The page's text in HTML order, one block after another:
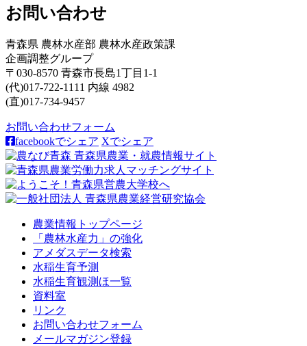
お問い合わせ
青森県 農林水産部 農林水産政策課
企画調整グループ
〒030-8570 青森市長島1丁目1-1
(代)017-722-1111 内線 4982
(直)017-734-9457
お問い合わせフォーム
facebookでシェア Xでシェア
農業情報トップページ
「農林水産力」の強化
アメダスデータ検索
水稲生育予測
水稲生育観測ほ一覧
資料室
リンク
お問い合わせフォーム
メールマガジン登録